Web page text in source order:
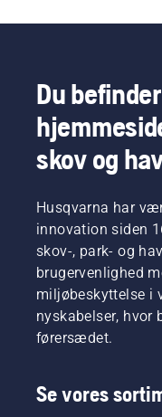
Du
skov og
Husqvarna har
innovation siden
skov-, park- og
brugervenlighed
miljøbeskyttelse i
nyskabelser, hvor
førersædet.
Se vores